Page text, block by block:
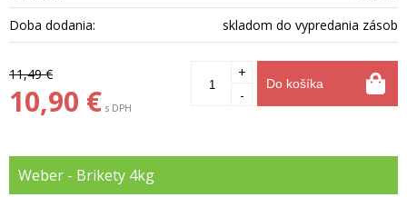
Doba dodania:
skladom do vypredania zásob
11,49 €
10,90 € s DPH
Do košíka
+
-
Weber - Brikety 4kg